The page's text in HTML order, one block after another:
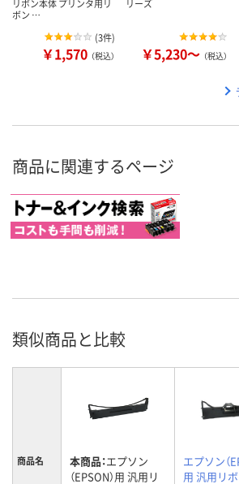
リボン本体 プリンタ用リ
ボン …
(3件)
￥1,570 （税込）
リーズ
￥5,230～ （税込）
商品に関連するページ
類似商品と比較
商品名 本商品：エプソン
（EPSON）用 汎用リ
エプソン（
用 汎用リ